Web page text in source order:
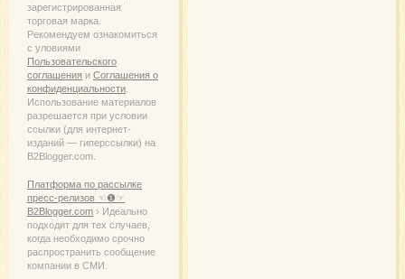
зарегистрированная
торговая марка.
Рекомендуем ознакомиться
с уловиями
Пользовательского
соглашения и Соглашения о
конфиденциальности
Использование материалов
разрешается при условии
ссылки (для интернет-
изданий — гиперссылки) на
B2Blogger.com.
Платформа по рассылке
пресс-релизов ☜❶☞
B2Blogger.com › Идеально
подходит для тех случаев,
когда необходимо срочно
распространить сообщение
компании в СМИ.